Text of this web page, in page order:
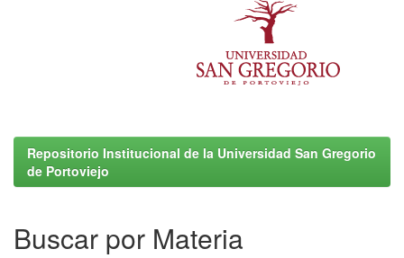
Repositorio Institucional de la Universidad San Gregorio
de Portoviejo
Buscar por Materia